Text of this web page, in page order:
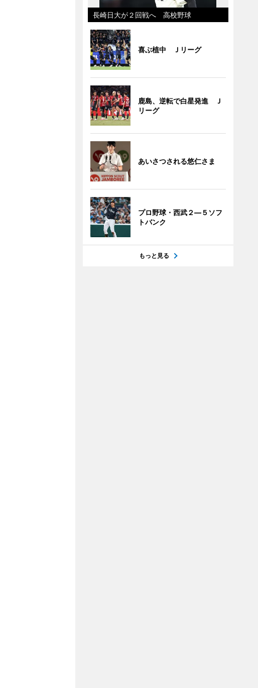
長崎日大が２回戦へ 高校野球
喜ぶ植中 Ｊリーグ
鹿島、逆転で白星発進 Ｊ
リーグ
あいさつされる悠仁さま
プロ野球・西武２―５ソフ
トバンク
もっと見る